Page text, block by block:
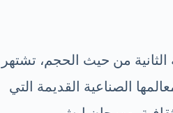
من حيث الحجم، تشتهر
الصناعية القديمة التي